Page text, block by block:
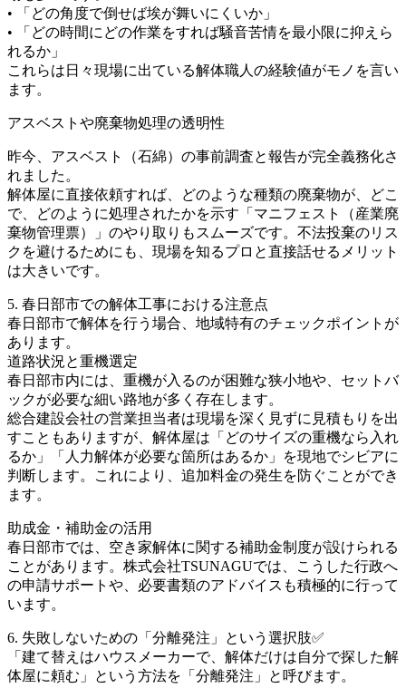
• 「どの角度で倒せば埃が舞いにくいか」
• 「どの時間にどの作業をすれば騒音苦情を最小限に抑えら
れるか」
これらは日々現場に出ている解体職人の経験値がモノを言い
ます。
アスベストや廃棄物処理の透明性
昨今、アスベスト（石綿）の事前調査と報告が完全義務化さ
れました。
解体屋に直接依頼すれば、どのような種類の廃棄物が、どこ
で、どのように処理されたかを示す「マニフェスト（産業廃
棄物管理票）」のやり取りもスムーズです。不法投棄のリス
クを避けるためにも、現場を知るプロと直接話せるメリット
は大きいです。
5. 春日部市での解体工事における注意点
春日部市で解体を行う場合、地域特有のチェックポイントが
あります。
道路状況と重機選定
春日部市内には、重機が入るのが困難な狭小地や、セットバ
ックが必要な細い路地が多く存在します。
総合建設会社の営業担当者は現場を深く見ずに見積もりを出
すこともありますが、解体屋は「どのサイズの重機なら入れ
るか」「人力解体が必要な箇所はあるか」を現地でシビアに
判断します。これにより、追加料金の発生を防ぐことができ
ます。
助成金・補助金の活用
春日部市では、空き家解体に関する補助金制度が設けられる
ことがあります。株式会社TSUNAGUでは、こうした行政へ
の申請サポートや、必要書類のアドバイスも積極的に行って
います。
6. 失敗しないための「分離発注」という選択肢✅
「建て替えはハウスメーカーで、解体だけは自分で探した解
体屋に頼む」という方法を「分離発注」と呼びます。